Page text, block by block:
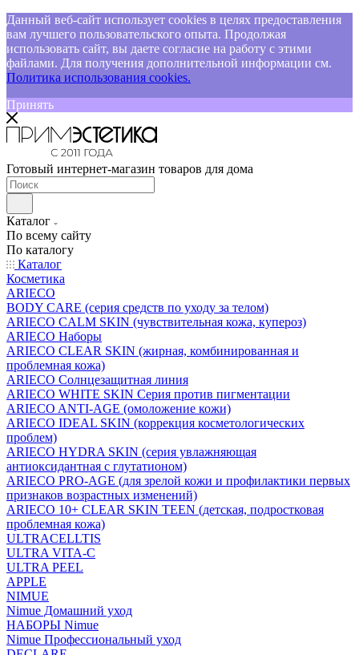
Данный веб-сайт использует cookies в целях предоставления
вам лучшего пользовательского опыта. Продолжая
использовать сайт, вы даете согласие на работу с этими
файлами. Для получения дополнительной информации см.
Политика использования cookies.
Принять
Готовый интернет-магазин товаров для дома
Каталог
По всему сайту
По каталогу
Каталог
Косметика
ARIECO
BODY CARE (серия средств по уходу за телом)
ARIECO CALM SKIN (чувствительная кожа, купероз)
ARIECO Наборы
ARIECO CLEAR SKIN (жирная, комбинированная и
проблемная кожа)
ARIECO Солнцезащитная линия
ARIECO WHITE SKIN Серия против пигментации
ARIECO ANTI-AGE (омоложение кожи)
ARIECO IDEAL SKIN (коррекция косметологических
проблем)
ARIECO HYDRA SKIN (серия увлажняющая
антиоксидантная с глутатионом)
ARIECO PRO-AGE (для зрелой кожи и профилактики первых
признаков возрастных изменений)
ARIECO 10+ CLEAR SKIN TEEN (детская, подростковая
проблемная кожа)
ULTRACELLTIS
ULTRA VITA-C
ULTRA PEEL
APPLE
NIMUE
Nimue Домашний уход
НАБОРЫ Nimue
Nimue Профессиональный уход